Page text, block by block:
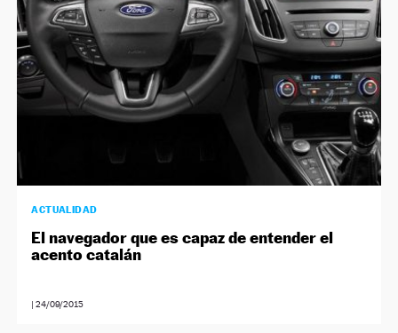
ACTUALIDAD
El navegador que es capaz de entender el
acento catalán
|24/09/2015